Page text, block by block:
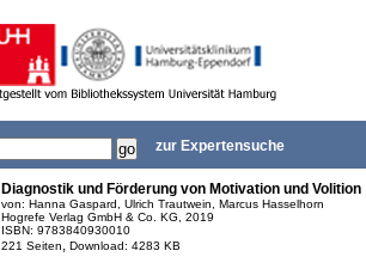
zur Expertensuche
Diagnostik und Förderung von Motivation und Volition
von: Hanna Gaspard, Ulrich Trautwein, Marcus Hasselhorn
Hogrefe Verlag GmbH & Co. KG, 2019
ISBN: 9783840930010
221 Seiten, Download: 4283 KB